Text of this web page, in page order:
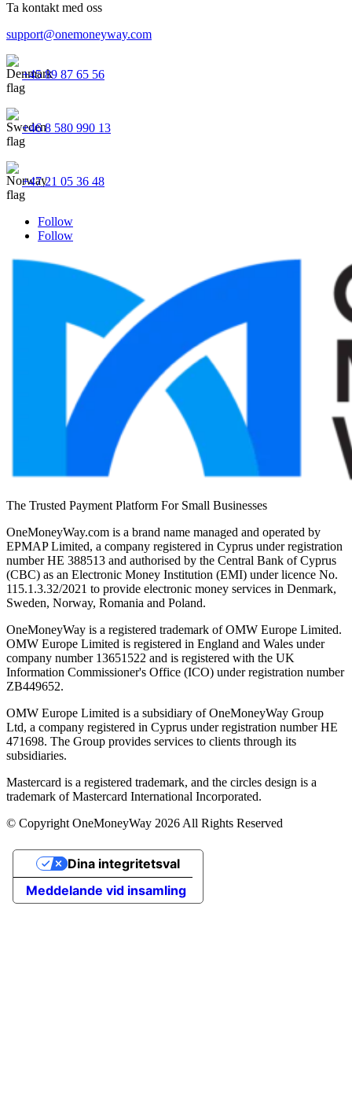
Ta kontakt med oss
support@onemoneyway.com
+45 89 87 65 56
+46 8 580 990 13
+47 21 05 36 48
Follow
Follow
The Trusted Payment Platform For Small Businesses
OneMoneyWay.com is a brand name managed and operated by
EPMAP Limited, a company registered in Cyprus under registration
number ΗΕ 388513 and authorised by the Central Bank of Cyprus
(CBC) as an Electronic Money Institution (EMI) under licence No.
115.1.3.32/2021 to provide electronic money services in Denmark,
Sweden, Norway, Romania and Poland.
OneMoneyWay is a registered trademark of OMW Europe Limited.
OMW Europe Limited is registered in England and Wales under
company number 13651522 and is registered with the UK
Information Commissioner's Office (ICO) under registration number
ZB449652.
OMW Europe Limited is a subsidiary of OneMoneyWay Group
Ltd, a company registered in Cyprus under registration number ΗΕ
471698. The Group provides services to clients through its
subsidiaries.
Mastercard is a registered trademark, and the circles design is a
trademark of Mastercard International Incorporated.
© Copyright OneMoneyWay 2026 All Rights Reserved
Meddelande vid insamling
Dina integritetsval